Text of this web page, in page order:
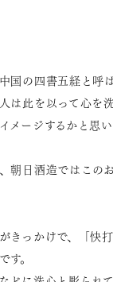
国の四書五経と呼
は此を以って心を
メージするかと思
朝日酒造ではこの
きっかけで、「快
す。